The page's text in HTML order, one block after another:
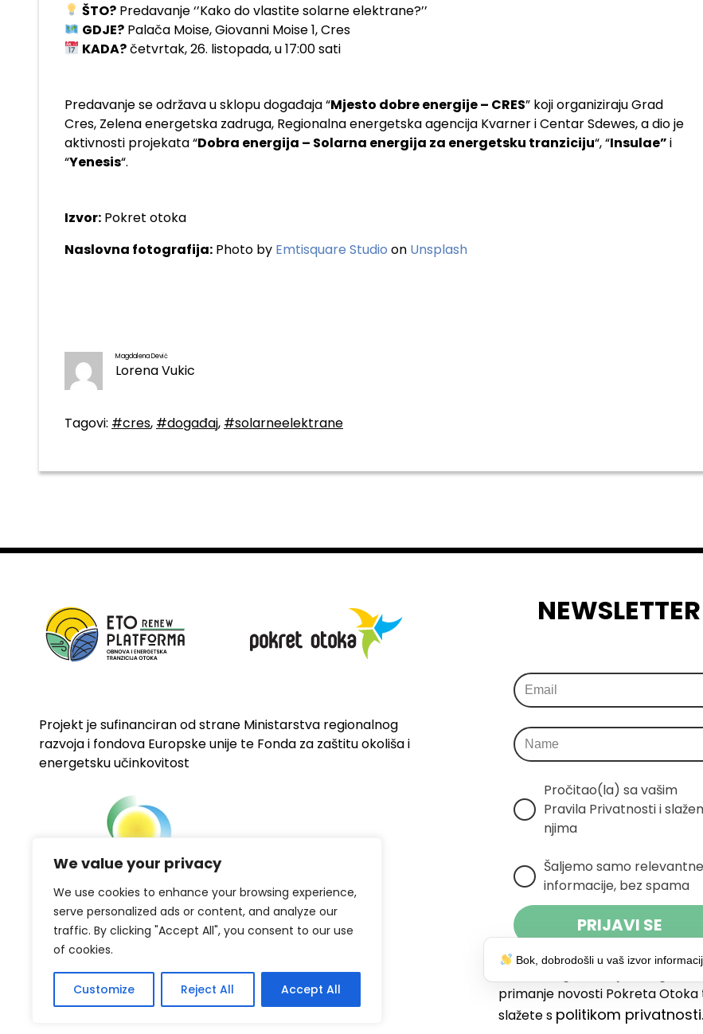
We value your privacy
We use cookies to enhance your browsing experience,
serve personalized ads or content, and analyze our
traffic. By clicking "Accept All", you consent to our use
of cookies.
Customize Reject All Accept All
ŠTO? Predavanje ‘’Kako do vlastite solarne elektrane?’’
GDJE? Palača Moise, Giovanni Moise 1, Cres
KADA?četvrtak, 26. listopada, u 17:00 sati
Predavanje se održava u sklopu događaja “Mjesto dobre energije – CRES” koji organiziraju Grad
Cres, Zelena energetska zadruga, Regionalna energetska agencija Kvarner i Centar Sdewes, a dio je
aktivnosti projekata “Dobra energija – Solarna energija za energetsku tranziciju“, “Insulae”i
“Yenesis“.
Izvor: Pokret otoka
Naslovna fotografija: Photo by Emtisquare Studio on Unsplash
Magdalena Dević
Lorena Vukic
Tagovi: #cres, #događaj, #solarneelektrane
Projekt je sufinanciran od strane Ministarstva regionalnog
razvoja i fondova Europske unije te Fonda za zaštitu okoliša i
energetsku učinkovitost
NEWSLETTER
Pročitao(la) sa vašim
Pravila Privatnosti i
njima
Šaljemo samo relevantne
informacije, bez spama
PRIJAVI SE
primanje novosti Pokreta Otoka
slažete s politikom privatnosti.
Bok, dobrodošli u vaš izvor